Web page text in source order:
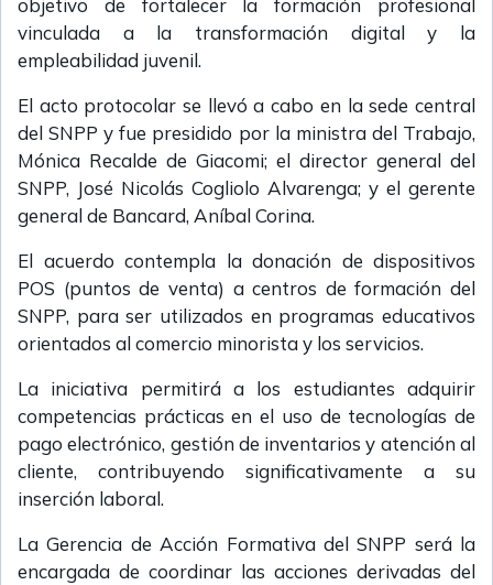
vinculada a la transformación digital y la
empleabilidad juvenil.
El acto protocolar se llevó a cabo en la sede central
del SNPP y fue presidido por la ministra del Trabajo,
Mónica Recalde de Giacomi; el director general del
SNPP, José Nicolás Cogliolo Alvarenga; y el gerente
general de Bancard, Aníbal Corina.
El acuerdo contempla la donación de dispositivos
POS (puntos de venta) a centros de formación del
SNPP, para ser utilizados en programas educativos
orientados al comercio minorista y los servicios.
La iniciativa permitirá a los estudiantes adquirir
competencias prácticas en el uso de tecnologías de
pago electrónico, gestión de inventarios y atención al
cliente, contribuyendo significativamente a su
inserción laboral.
La Gerencia de Acción Formativa del SNPP será la
encargada de coordinar las acciones derivadas del